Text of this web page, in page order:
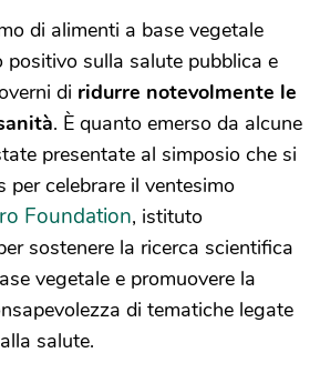
di alimenti a base vegetale
positivo sulla salute pubblica e
di ridurre notevolmente le
. È quanto emerso da alcune
presentate al simposio che si
per celebrare il ventesimo
Foundation, istituto
sostenere la ricerca scientifica
vegetale e promuovere la
di tematiche legate
salute.